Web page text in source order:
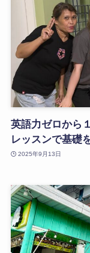
英語力ゼロから
レッスンで基礎
2025年9月13日